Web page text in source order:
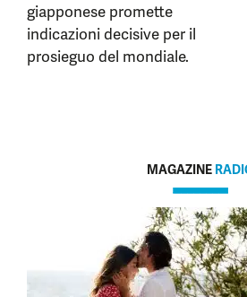
giapponese promette
indicazioni decisive per il
prosieguo del mondiale.
MAGAZINE